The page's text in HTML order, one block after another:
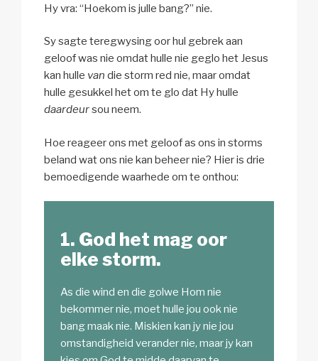
Hy vra: “Hoekom is julle bang?” nie.
Sy sagte teregwysing oor hul gebrek aan
geloof was nie omdat hulle nie geglo het Jesus
kan hulle van die storm red nie, maar omdat
hulle gesukkel het om te glo dat Hy hulle
daardeursou neem.
Hoe reageer ons met geloof as ons in storms
beland wat ons nie kan beheer nie? Hier is drie
bemoedigende waarhede om te onthou:
1. God het mag oor
elke storm.
As die wind en die golwe Hom nie
bekommer nie, moet hulle jou ook nie
bang maak nie. Miskien kan jy nie jou
omstandigheid verander nie, maar jy kan